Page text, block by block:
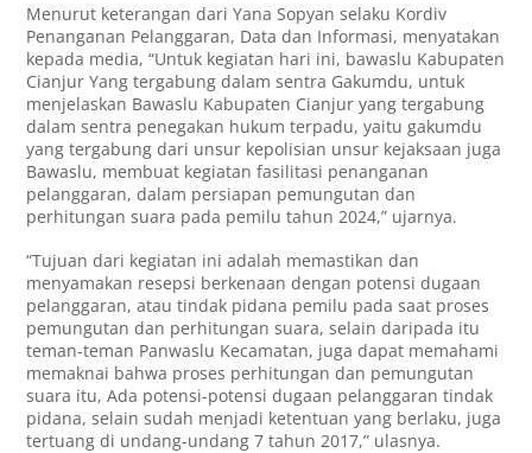
Menurut keterangan dari Yana Sopyan selaku Kordiv
Penanganan Pelanggaran, Data dan Informasi, menyatakan
kepada media, “Untuk kegiatan hari ini, bawaslu Kabupaten
Cianjur Yang tergabung dalam sentra Gakumdu, untuk
menjelaskan Bawaslu Kabupaten Cianjur yang tergabung
dalam sentra penegakan hukum terpadu, yaitu gakumdu
yang tergabung dari unsur kepolisian unsur kejaksaan juga
Bawaslu, membuat kegiatan fasilitasi penanganan
pelanggaran, dalam persiapan pemungutan dan
perhitungan suara pada pemilu tahun 2024,” ujarnya.
“Tujuan dari kegiatan ini adalah memastikan dan
menyamakan resepsi berkenaan dengan potensi dugaan
pelanggaran, atau tindak pidana pemilu pada saat proses
pemungutan dan perhitungan suara, selain daripada itu
teman-teman Panwaslu Kecamatan, juga dapat memahami
memaknai bahwa proses perhitungan dan pemungutan
suara itu, Ada potensi-potensi dugaan pelanggaran tindak
pidana, selain sudah menjadi ketentuan yang berlaku, juga
tertuang di undang-undang 7 tahun 2017,” ulasnya.